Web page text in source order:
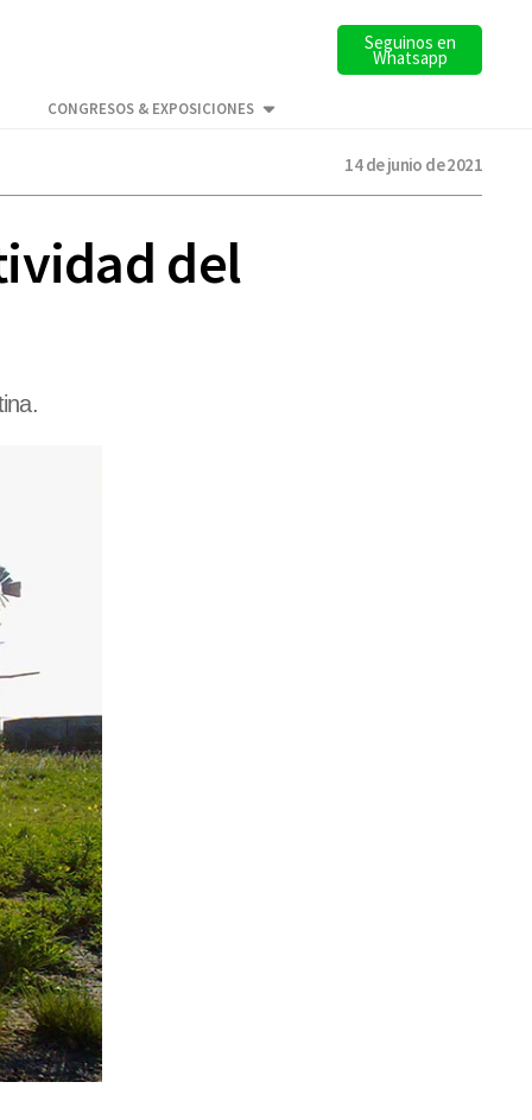
Seguinos en
Whatsapp
CONGRESOS & EXPOSICIONES
14 de junio de 2021
del